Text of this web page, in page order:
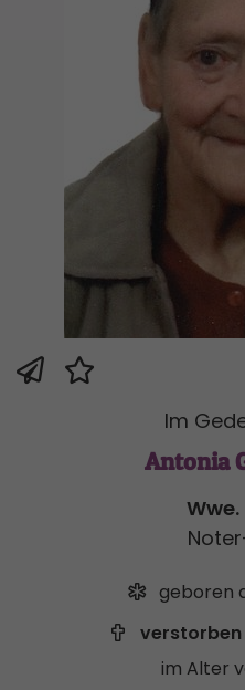
Im
Antonia
geboren
verstorben
im Alter